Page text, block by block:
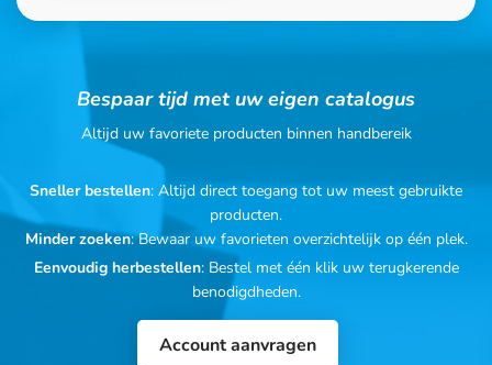
Bespaar tijd met uw eigen catalogus
Altijd uw favoriete producten binnen handbereik
Sneller bestellen: Altijd direct toegang tot uw meest gebruikte
producten.
Minder zoeken: Bewaar uw favorieten overzichtelijk op één plek.
Eenvoudig herbestellen: Bestel met één klik uw terugkerende
benodigdheden.
Account aanvragen